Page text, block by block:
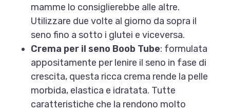
mamme lo consiglierebbe alle altre.
Utilizzare due volte al giorno da sopra il
seno fino a sotto i glutei e viceversa.
Crema per il seno Boob Tube: formulata
appositamente per lenire il seno in fase di
crescita, questa ricca crema rende la pelle
morbida, elastica e idratata. Tutte
caratteristiche che la rendono molto